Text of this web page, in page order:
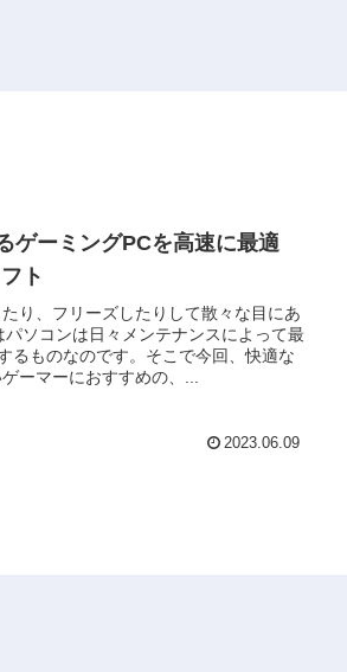
ゲーミングPCを高速に最適
ト
り、フリーズしたりして散々な目にあ
ソコンは日々メンテナンスによって最
るものなのです。そこで今回、快適な
ーマーにおすすめの、...
2023.06.09